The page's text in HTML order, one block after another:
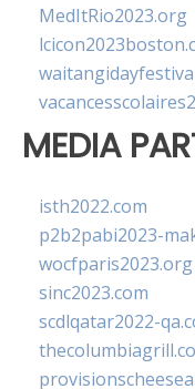
MedItRio2023.org
MEDIA
isth2022.com
p2b2pabi2023-
wocfparis2023.org
sinc2023.com
scdlqatar2022-